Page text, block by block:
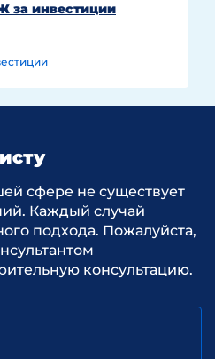
за инвестиции
сфере не существует
Каждый случай
подхода. Пожалуйста,
консультацию.